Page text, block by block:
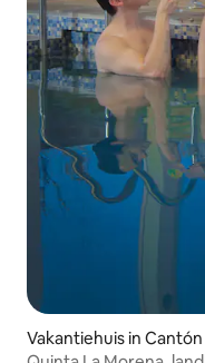
Vakantiehuis in